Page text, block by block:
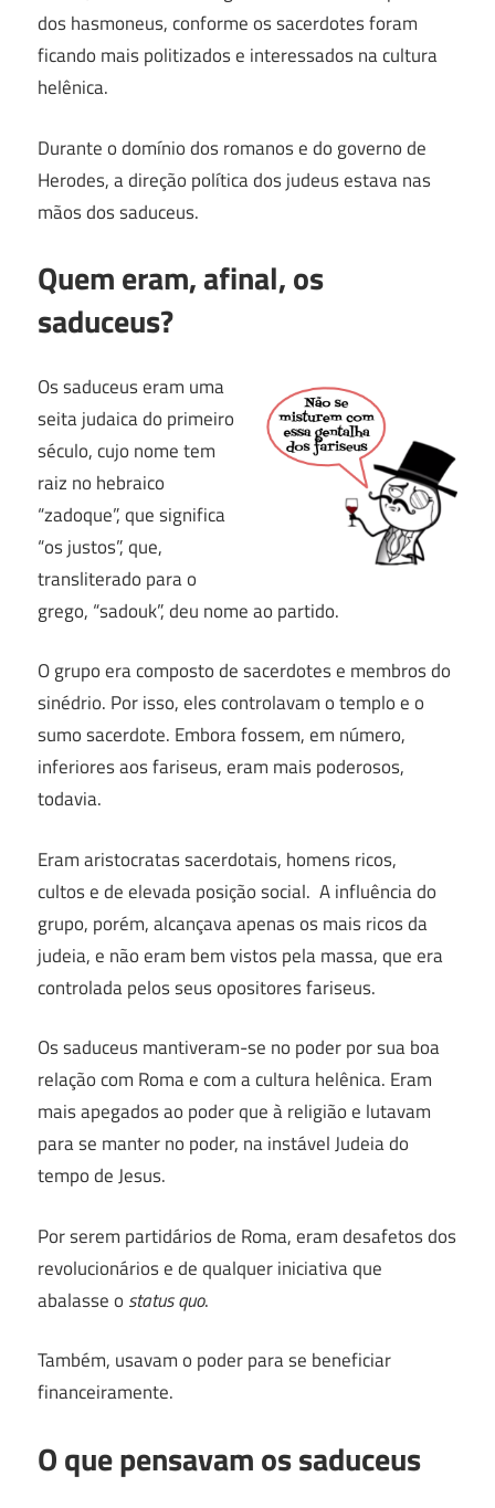
dos hasmoneus, conforme os sacerdotes foram
ficando mais politizados e interessados na cultura
helênica.
Durante o domínio dos romanos e do governo de
Herodes, a direção política dos judeus estava nas
mãos dos saduceus.
Quem eram, afinal, os
saduceus?
Os saduceus eram uma
seita judaica do primeiro
século, cujo nome tem
raiz no hebraico
“zadoque”, que significa
“os justos”, que,
transliterado para o
grego, “sadouk”, deu nome ao partido.
O grupo era composto de sacerdotes e membros do
sinédrio. Por isso, eles controlavam o templo e o
sumo sacerdote. Embora fossem, em número,
inferiores aos fariseus, eram mais poderosos,
todavia.
Eram aristocratas sacerdotais, homens ricos,
cultos e de elevada posição social. A influência do
grupo, porém, alcançava apenas os mais ricos da
judeia, e não eram bem vistos pela massa, que era
controlada pelos seus opositores fariseus.
Os saduceus mantiveram-se no poder por sua boa
relação com Roma e com a cultura helênica. Eram
mais apegados ao poder que à religião e lutavam
para se manter no poder, na instável Judeia do
tempo de Jesus.
Por serem partidários de Roma, eram desafetos dos
revolucionários e de qualquer iniciativa que
abalasse o status quo.
Também, usavam o poder para se beneficiar
financeiramente.
O que pensavam os saduceus